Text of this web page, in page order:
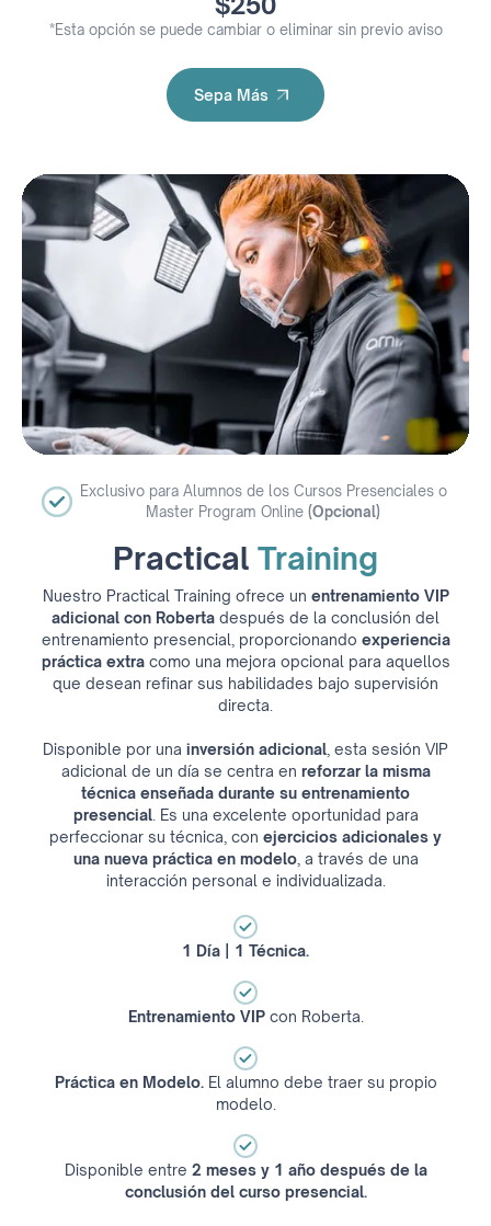
*Esta opción se puede cambiar o eliminar sin previo aviso
Sepa Más
Exclusivo para Alumnos de los Cursos Presenciales o
Master Program Online (Opcional)
Practical Training
Nuestro Practical Training ofrece un entrenamiento VIP
adicional con Roberta después de la conclusión del
entrenamiento presencial, proporcionando experiencia
práctica extracomo una mejora opcional para aquellos
que desean refinar sus habilidades bajo supervisión
directa.
Disponible por una inversión adicional , esta sesión VIP
adicional de un día se centra en reforzar la misma
técnica enseñada durante su entrenamiento
presencial. Es una excelente oportunidad para
perfeccionar su técnica, con ejercicios adicionales y
una nueva práctica en modelo, a través de una
interacción personal e individualizada.
1 Día | 1 Técnica.
Entrenamiento VIP con Roberta.
Práctica en Modelo. El alumno debe traer su propio
modelo.
Disponible entre 2 meses y 1 año después de la
conclusión del curso presencial.